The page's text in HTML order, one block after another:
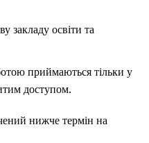
закладу освіти та
приймаються тільки у
доступом.
нижче термін на